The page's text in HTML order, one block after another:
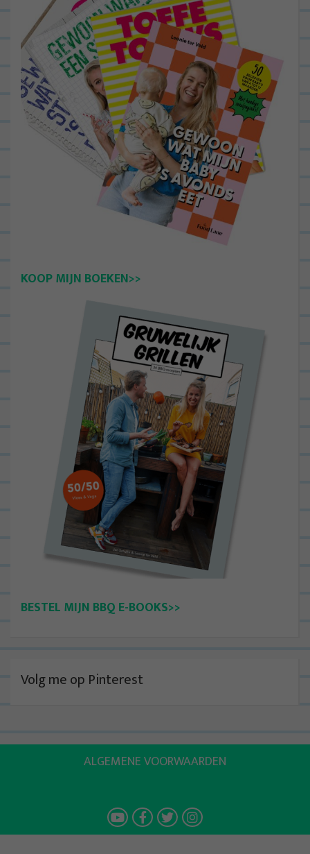
KOOP MIJN BOEKEN>>
BESTEL MIJN BBQ E-BOOKS>>
Volg me op Pinterest
ALGEMENE VOORWAARDEN